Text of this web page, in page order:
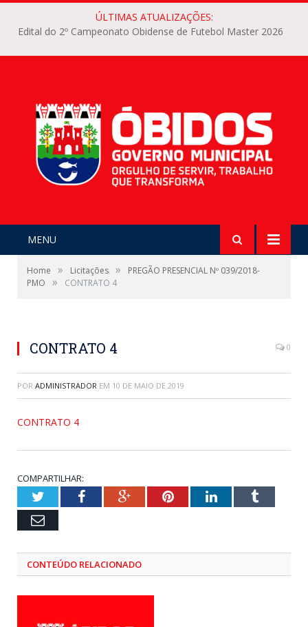
ÚLTIMAS ATUALIZAÇÕES:
Edital do 2º Campeonato Obidense de Futebol Master 2026
MENU
Home » Licitações »
PREGÃO PRESENCIAL Nº 039/2018-
PMO
» CONTRATO 4
CONTRATO 4 0
POR ADMINISTRADOR EM 10 DE MAIO DE 2019
CONTRATO 4
COMPARTILHAR:
TwitterFacebookGoogle+PinterestLinkedInTumblr
Email
CONTEÚDO RELACIONADO